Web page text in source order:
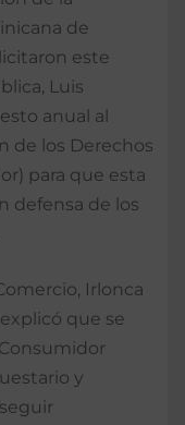
de
este
Luis
anual al
de los Derechos
para que esta
defensa de los
Irlonca
que se
y